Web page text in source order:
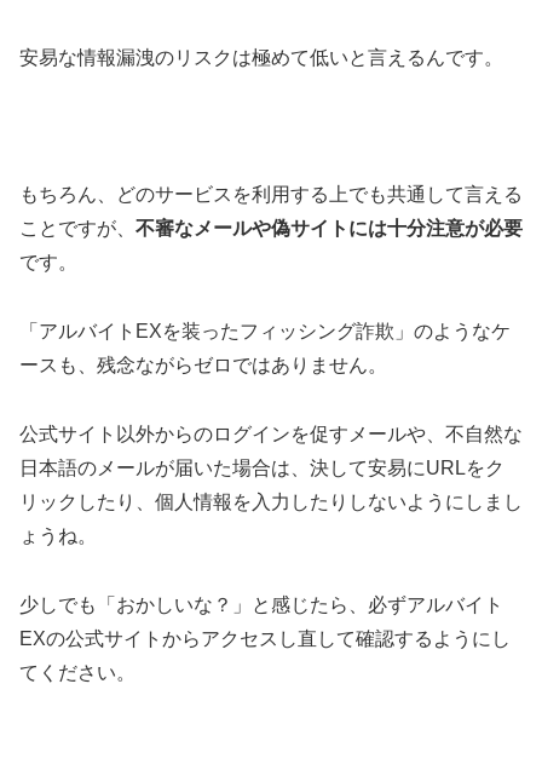
安易な情報漏洩のリスクは極めて低いと言えるんです。
もちろん、どのサービスを利用する上でも共通して言える
ことですが、 不審なメールや偽サイトには十分注意が必要
です。
「アルバイトEXを装ったフィッシング詐欺」のようなケ
ースも、残念ながらゼロではありません。
公式サイト以外からのログインを促すメールや、不自然な
日本語のメールが届いた場合は、決して安易にURLをク
リックしたり、個人情報を入力したりしないようにしまし
ょうね。
少しでも「おかしいな？」と感じたら、必ずアルバイト
EXの公式サイトからアクセスし直して確認するようにし
てください。